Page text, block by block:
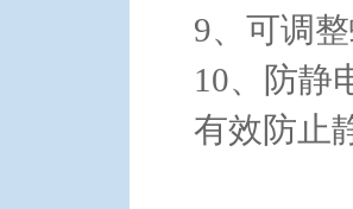
9、可调
10、防静
有效防止